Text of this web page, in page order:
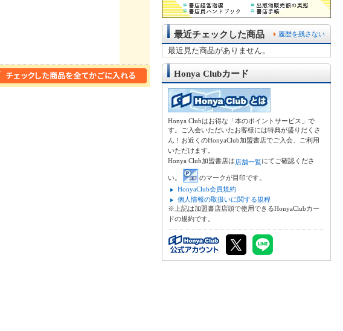
履歴を残さない
最近チェックした商品
最近見た商品がありません。
Honya Clubカード
Honya Clubはお得な「本のポイントサービス」で
す。ご入会いただいたお客様には特典が盛りだくさ
ん！お近くのHonyaClub加盟書店でご入会、ご利用
いただけます。
Honya Club加盟書店は店舗一覧にてご確認くださ
い。
のマークが目印です。
HonyaClub会員規約
個人情報の取扱いに関する規程
※上記は加盟書店店頭で使用できるHonyaClubカー
ドの規約です。